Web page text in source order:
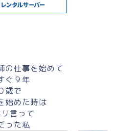
の仕事を始めて
ぐ９年
歳で
始めた時は
言って
った私